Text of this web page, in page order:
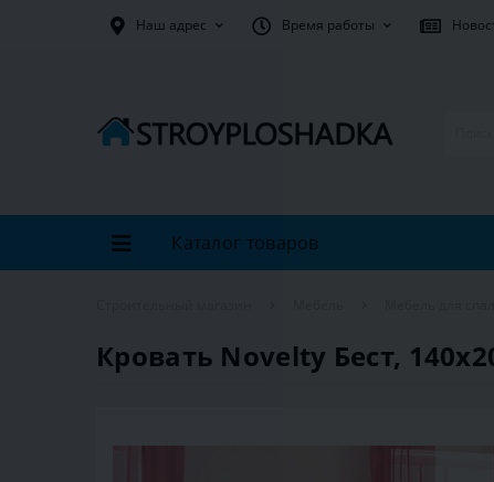
Наш адрес Время работы
Каталог товаров
Кровать Novelty Бест,